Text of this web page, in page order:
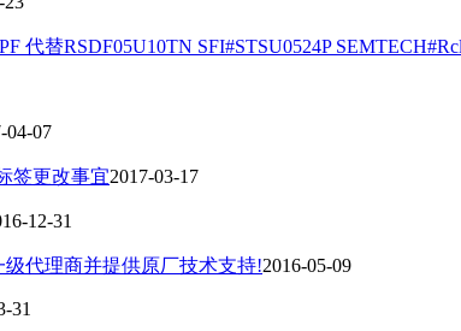
代替RSDF05U10TN SFI#STSU0524P
04-07
签更改事宜2017-03-17
12-31
代理商并提供原厂技术支持!2016-05-09
31